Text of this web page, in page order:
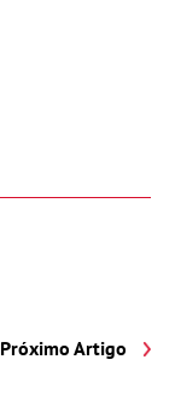
Próximo Artigo